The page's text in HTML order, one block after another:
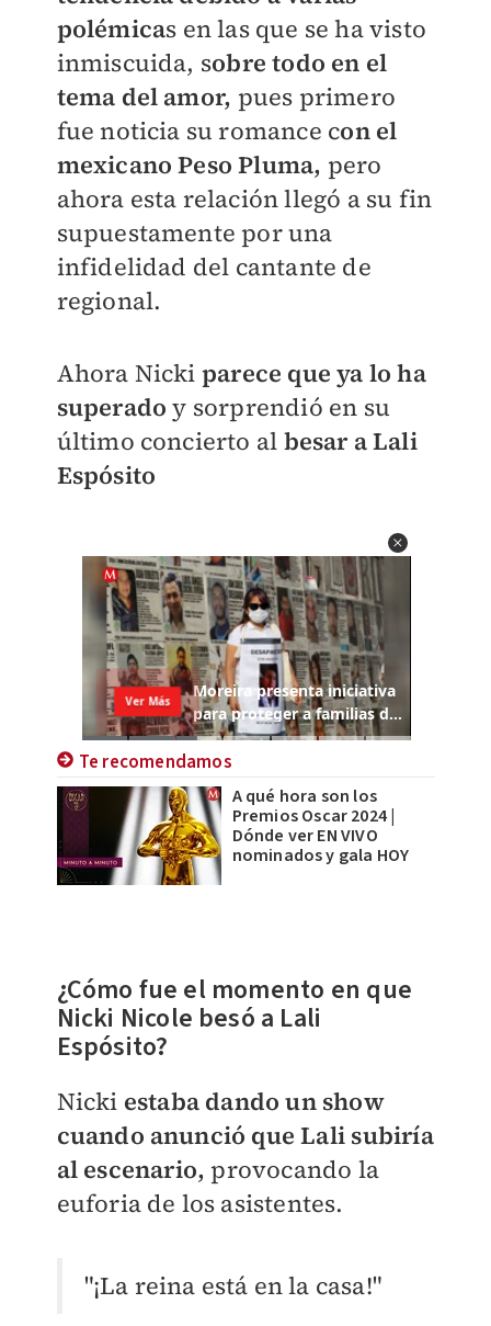
polémicas en las que se ha visto
inmiscuida, sobre todo en el
tema del amor, pues primero
fue noticia su romance con el
mexicano Peso Pluma, pero
ahora esta relación llegó a su fin
supuestamente por una
infidelidad del cantante de
regional.
Ahora Nicki parece que ya lo ha
superado y sorprendió en su
último concierto al besar a Lali
Espósito
Te recomendamos
A qué hora son los
Premios Oscar 2024 |
Dónde ver EN VIVO
nominados y gala HOY
¿Cómo fue el momento en que
Nicki Nicole besó a Lali
Espósito?
Nicki estaba dando un show
cuando anunció que Lali subiría
al escenario, provocando la
euforia de los asistentes.
"¡La reina está en la casa!"